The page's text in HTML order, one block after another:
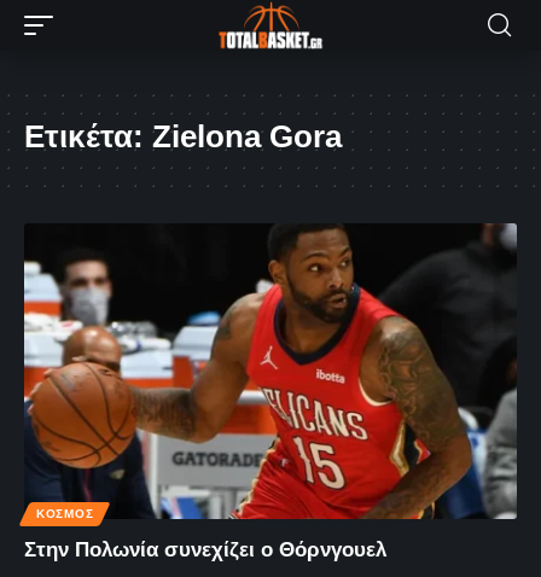
Ετικέτα: Zielona Gora
ΚΌΣΜΟΣ
Στην Πολωνία συνεχίζει ο Θόρνγουελ